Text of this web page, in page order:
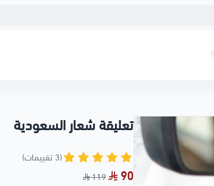
تعليقة شعار السعودية
(3 تقييمات)
90
119